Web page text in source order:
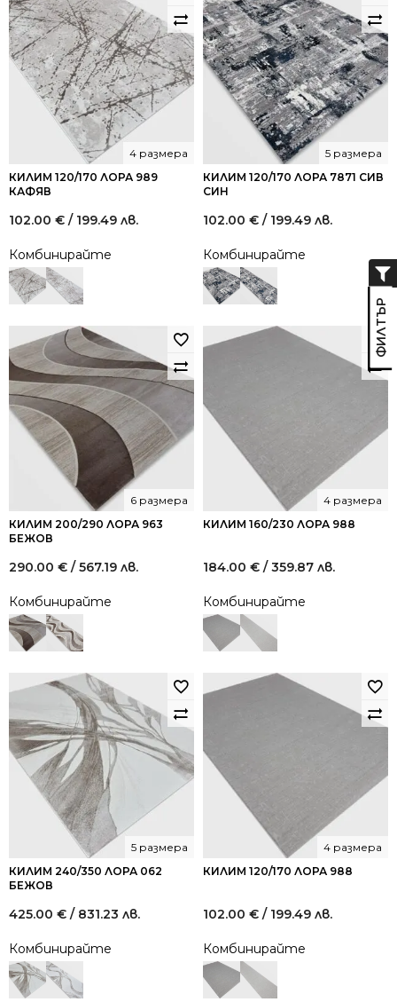
КИЛИМ 120/170 ЛОРА 989
КАФЯВ
4 размера
102.00 € / 199.49 лв.
Комбинирайте
КИЛИМ 120/170 ЛОРА 7871 СИВ
СИН
5 размера
102.00 € / 199.49 лв.
Комбинирайте
КИЛИМ 200/290 ЛОРА 963
БЕЖОВ
6 размера
290.00 € / 567.19 лв.
Комбинирайте
КИЛИМ 160/230 ЛОРА 988
4 размера
184.00 € / 359.87 лв.
Комбинирайте
КИЛИМ 240/350 ЛОРА 062
БЕЖОВ
5 размера
425.00 € / 831.23 лв.
Комбинирайте
КИЛИМ 120/170 ЛОРА 988
4 размера
102.00 € / 199.49 лв.
Комбинирайте